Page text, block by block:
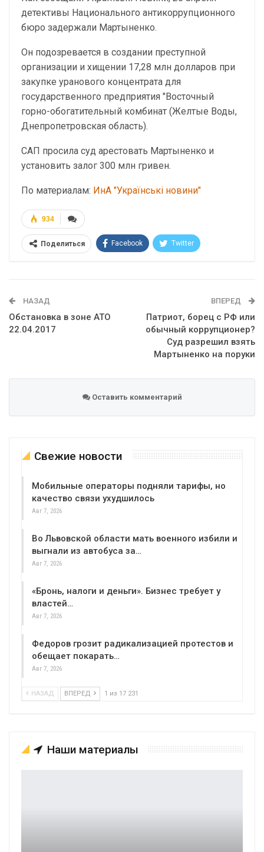
детективы Национального антикоррупционного
бюро задержали Мартыненко.
Он подозревается в создании преступной
организации и хищении 17,28 млн долларов при
закупке уранового концентрата для
государственного предприятия "Восточный
горно-обогатительный комбинат (Желтые Воды,
Днепропетровская область).
САП просила суд арестовать Мартыненко и
установить залог 300 млн гривен.
По материалам: ИнА "Українські новини"
934
Поделиться Facebook Twitter
НАЗАД
Обстановка в зоне АТО
22.04.2017
ВПЕРЕД
Патриот, борец с РФ или
обычный коррупционер?
Суд разрешил взять
Мартыненко на поруки
Оставить комментарий
Свежие новости
Мобильные операторы подняли тарифы, но
качество связи ухудшилось
Авг 7, 2026
Во Львовской области мать военного избили и
выгнали из автобуса за…
Авг 7, 2026
«Бронь, налоги и деньги». Бизнес требует у
властей…
Авг 7, 2026
Федоров грозит радикализацией протестов и
обещает покарать…
Авг 7, 2026
НАЗАД ВПЕРЕД 1 из 17 231
Наши материалы